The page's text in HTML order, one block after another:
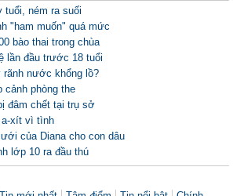
tuổi, ném ra suối
"ham muốn" quá mức
bào thai trong chùa
lần đầu trước 18 tuổi
rãnh nước khổng lồ?
cảnh phòng the
đâm chết tại trụ sở
a-xít vì tình
của Diana cho con dâu
lớp 10 ra đầu thú